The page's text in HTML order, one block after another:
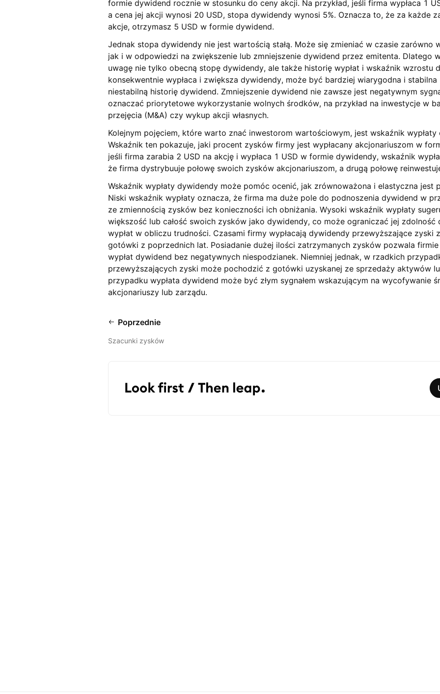
formie dywidend rocznie w stosunku do ceny akcji. Na przykład, jeśli firma wypłaca 1
a cena jej akcji wynosi 20 USD, stopa dywidendy wynosi 5%. Oznacza to, że za każde
akcje, otrzymasz 5 USD w formie dywidend.
Jednak stopa dywidendy nie jest wartością stałą. Może się zmieniać w czasie zarówno
jak i w odpowiedzi na zwiększenie lub zmniejszenie dywidend przez emitenta. Dlatego
uwagę nie tylko obecną stopę dywidendy, ale także historię wypłat i wskaźnik wzrostu
konsekwentnie wypłaca i zwiększa dywidendy, może być bardziej wiarygodna i
niestabilną historię dywidend. Zmniejszenie dywidend nie zawsze jest negatywnym
oznaczać priorytetowe wykorzystanie wolnych środków, na przykład na inwestycje w
przejęcia (M&A) czy wykup akcji własnych.
Kolejnym pojęciem, które warto znać inwestorom wartościowym, jest wskaźnik
Wskaźnik ten pokazuje, jaki procent zysków firmy jest wypłacany akcjonariuszom w
jeśli firma zarabia 2 USD na akcję i wypłaca 1 USD w formie dywidendy, wskaźnik
że firma dystrybuuje połowę swoich zysków akcjonariuszom, a drugą połowę
Wskaźnik wypłaty dywidendy może pomóc ocenić, jak zrównoważona i elastyczna jest
Niski wskaźnik wypłaty oznacza, że firma ma duże pole do podnoszenia dywidend w
ze zmiennością zysków bez konieczności ich obniżania. Wysoki wskaźnik wypłaty
większość lub całość swoich zysków jako dywidendy, co może ograniczać jej
wypłat w obliczu trudności. Czasami firmy wypłacają dywidendy przewyższające zyski
gotówki z poprzednich lat. Posiadanie dużej ilości zatrzymanych zysków pozwala
wypłat dywidend bez negatywnych niespodzianek. Niemniej jednak, w rzadkich
przewyższających zyski może pochodzić z gotówki uzyskanej ze sprzedaży aktywów
przypadku wypłata dywidend może być złym sygnałem wskazującym na wycofywanie
akcjonariuszy lub zarządu.
Poprzednie
Szacunki zysków